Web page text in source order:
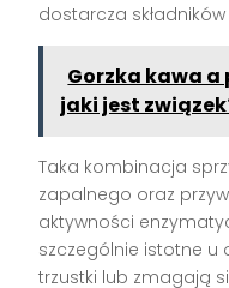
dostarcza
Gorzka kawa a
jaki jest
Taka kombinacja
zapalnego oraz
aktywności
szczególnie istotne u
trzustki lub zmagają